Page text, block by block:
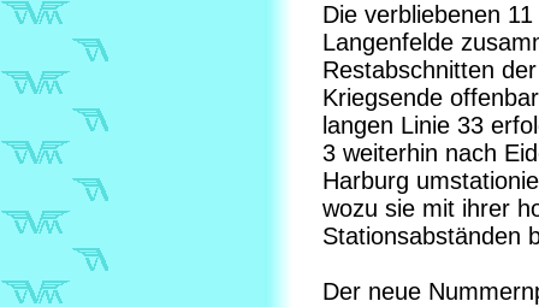
Die verbliebenen
Langenfelde
Restabschnitten
Kriegsende
langen Linie 33
3 weiterhin nach
Harburg
wozu sie mit ihrer
Stationsabständen
Der neue